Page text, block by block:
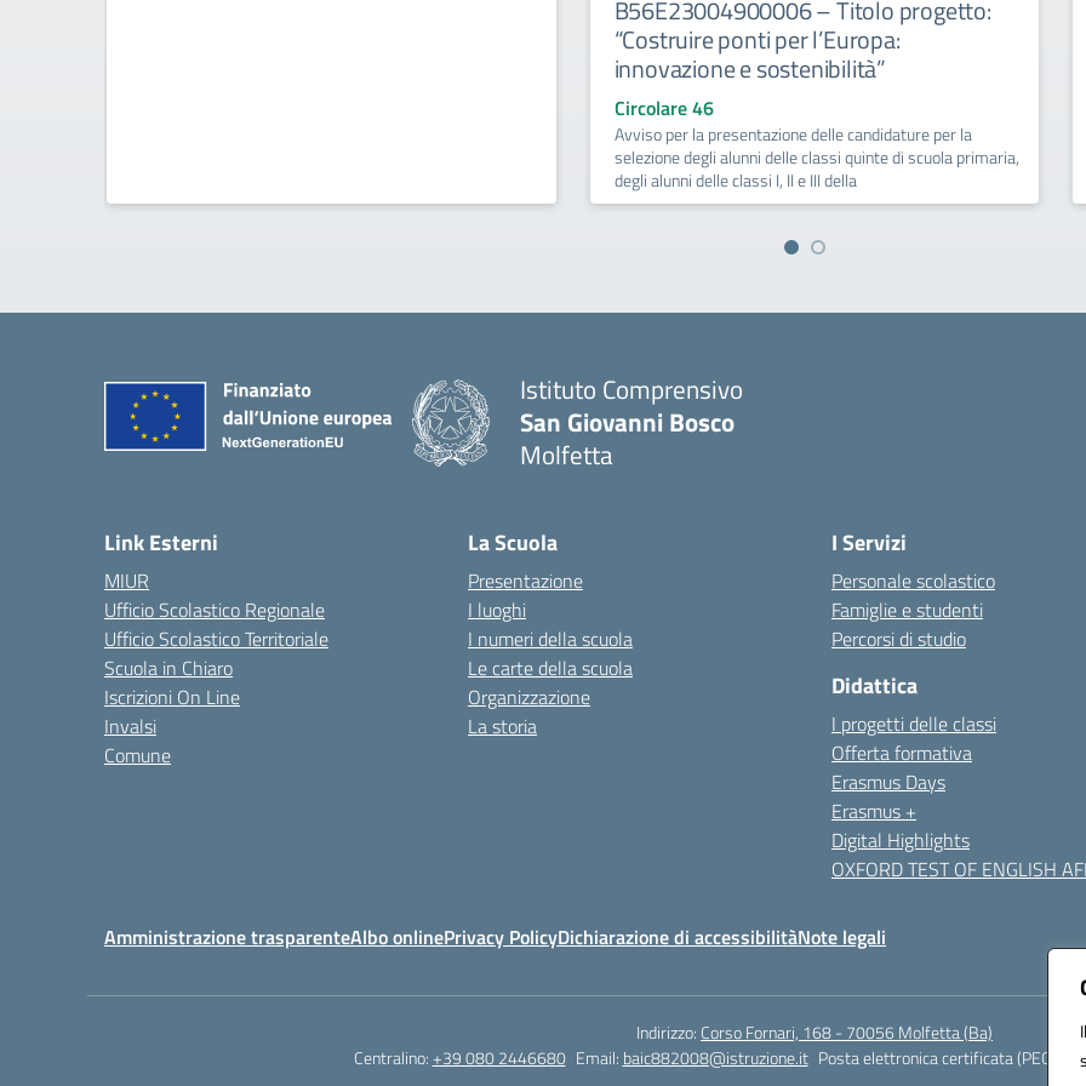
B56E23004900006 – Titolo progetto:
“Costruire ponti per l’Europa:
innovazione e sostenibilità”
Circolare 46
Avviso per la presentazione delle candidature per la
selezione degli alunni delle classi quinte di scuola primaria,
degli alunni delle classi I, II e III della
Istituto Comprensivo
San Giovanni Bosco
Molfetta
Link Esterni
MIUR
Ufficio Scolastico Regionale
Ufficio Scolastico Territoriale
Scuola in Chiaro
Iscrizioni On Line
Invalsi
Comune
La Scuola
Presentazione
I luoghi
I numeri della scuola
Le carte della scuola
Organizzazione
La storia
I Servizi
Personale scolastico
Famiglie e studenti
Percorsi di studio
Didattica
I progetti delle classi
Offerta formativa
Erasmus Days
Erasmus +
Digital Highlights
OXFORD TEST OF ENGLISH
Amministrazione trasparenteAlbo onlinePrivacy PolicyDichiarazione di accessibilitàNote legali
Indirizzo: Corso Fornari, 168 - 70056 Molfetta (Ba)
Centralino:+39 080 2446680 Email: baic882008@istruzione.it Posta elettronica certificata (PEC):